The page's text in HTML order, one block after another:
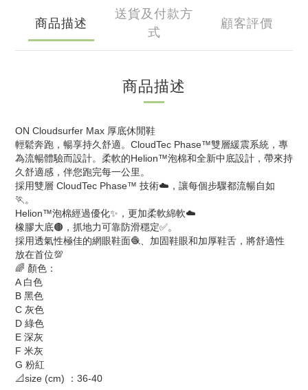
商品描述
送貨及付款方
式
顧客評價
商品描述
ON Cloudsurfer Max 厚底休閒鞋
輕鬆奔跑，暢享持久舒適。CloudTec Phase™雙層緩震系統，專
為流暢體驗而設計。柔軟的Helion™泡棉和全新中底設計，帶來持
久舒適感，伴您跑完每一公里。
採用雙層 CloudTec Phase™ 技術☁️，讓每個步驟都流暢自如
🏃。
Helion™泡棉經過優化✨，更加柔軟綿軟☁️
橡膠大底🟤，抓地力可靠防滑穩定✅。
採用透氣性極佳的網眼鞋面🧶、加固鞋眼和加厚鞋舌，將舒適性
放在首位💯
🌈 顏色：
A 白色
B 黑色
C 灰色
D 綠色
E 深灰
F 米灰
G 粉紅
📐size (cm) ：36-40